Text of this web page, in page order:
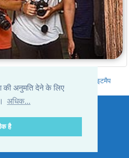
की अनुमति देने के लिए
अधिक...
है
साइटमैप
- 2026